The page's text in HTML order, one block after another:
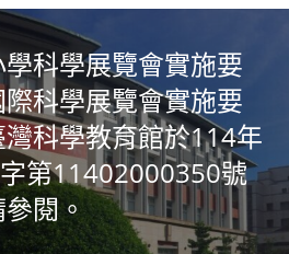
科學展覽會實施要
科學展覽會實施要
科學教育館於114年
第11402000350號
閱。